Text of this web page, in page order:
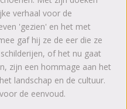
verhaal voor de
'gezien' en het met
gaf hij ze de eer die ze
of het nu gaat
zijn een hommage aan het
landschap en de cultuur.
de eenvoud.